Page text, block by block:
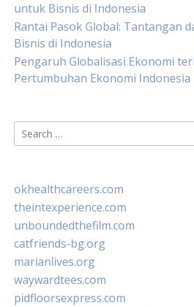
untuk Bisnis di Indonesia
Rantai Pasok Global: Tantangan
Bisnis di Indonesia
Pengaruh Globalisasi Ekonomi
Pertumbuhan Ekonomi Indonesia
Search
for:
okhealthcareers.com
theintexperience.com
unboundedthefilm.com
catfriends-bg.org
marianlives.org
waywardtees.com
pidfloorsexpress.com